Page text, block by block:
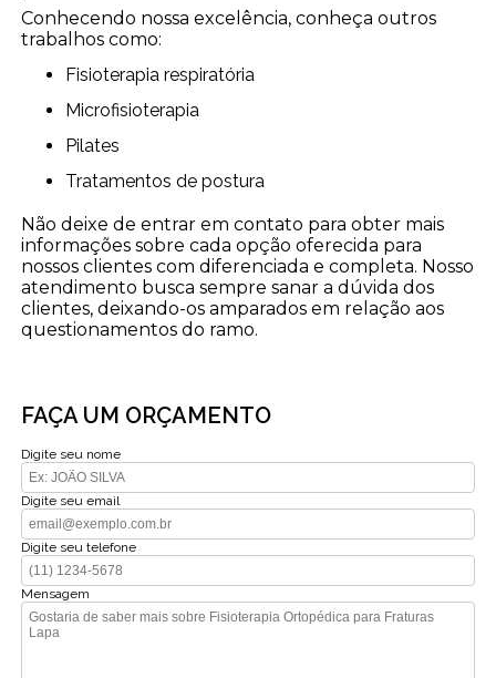
Conhecendo nossa excelência, conheça outros
trabalhos como:
Fisioterapia respiratória
Microfisioterapia
Pilates
Tratamentos de postura
Não deixe de entrar em contato para obter mais
informações sobre cada opção oferecida para
nossos clientes com diferenciada e completa. Nosso
atendimento busca sempre sanar a dúvida dos
clientes, deixando-os amparados em relação aos
questionamentos do ramo.
FAÇA UM ORÇAMENTO
Digite seu nome
Digite seu email
Digite seu telefone
Mensagem